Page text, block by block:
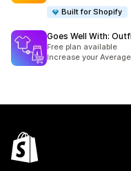
Built for Shopify
Goes Well With:
Free plan available
Increase your